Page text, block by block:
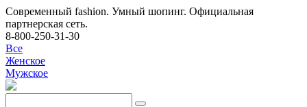
Современный fashion. Умный шопинг. Официальная
партнерская сеть.
8-800-250-31-30
Все
Женское
Мужское